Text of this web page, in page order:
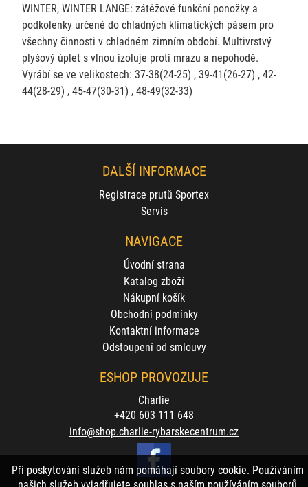
WINTER, WINTER LANGE: zátěžové funkční ponožky a
podkolenky určené do chladných klimatických pásem pro
všechny činnosti v chladném zimním období. Multivrstvý
plyšový úplet s vlnou izoluje proti mrazu a nepohodě.
Vyrábí se ve velikostech: 37-38(24-25) , 39-41(26-27) , 42-
44(28-29) , 45-47(30-31) , 48-49(32-33)
DALŠÍ INFORMACE
Registrace prutů Sportex
Servis
NAVIGACE
Úvodní strana
Katalog zboží
Nákupní košík
Obchodní podmínky
Kontaktní informace
Odstoupení od smlouvy
ESHOP PROVOZUJE
Charlie
+420 603 111 648
info@shop.charlie-rybarskecentrum.cz
Při poskytování služeb nám pomáhají soubory cookie. Používáním
našich služeb vyjadřujete souhlas s naším používáním souborů